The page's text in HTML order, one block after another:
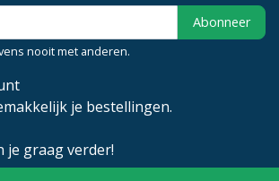
Abonneer
nooit met anderen.
je bestellingen.
je graag verder!